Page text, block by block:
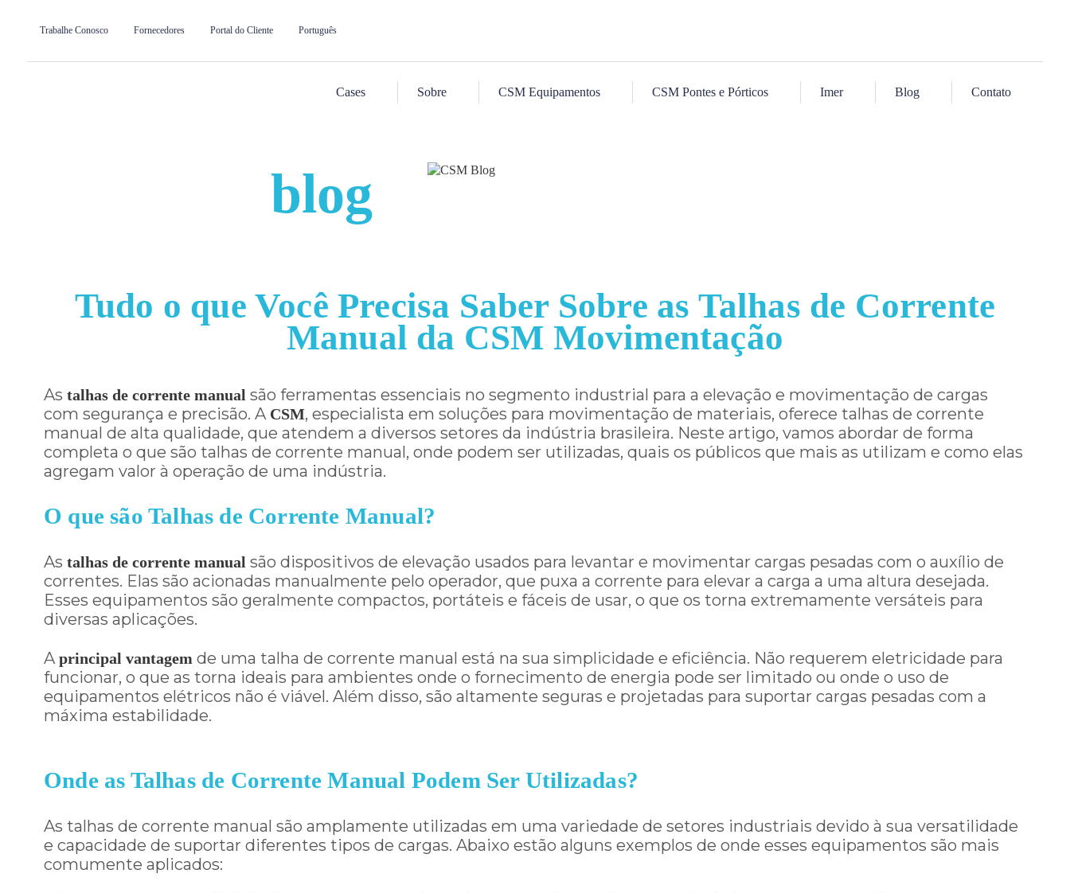
Trabalhe Conosco Fornecedores Portal do Cliente Português
Cases Sobre CSM Equipamentos CSM Pontes e Pórticos Imer Blog Contato
blog
Tudo o que Você Precisa Saber Sobre as Talhas de Corrente
Manual da CSM Movimentação
As talhas de corrente manual são ferramentas essenciais no segmento industrial para a elevação e movimentação de cargas
com segurança e precisão. A CSM, especialista em soluções para movimentação de materiais, oferece talhas de corrente
manual de alta qualidade, que atendem a diversos setores da indústria brasileira. Neste artigo, vamos abordar de forma
completa o que são talhas de corrente manual, onde podem ser utilizadas, quais os públicos que mais as utilizam e como elas
agregam valor à operação de uma indústria.
O que são Talhas de Corrente Manual?
As talhas de corrente manual são dispositivos de elevação usados para levantar e movimentar cargas pesadas com o auxílio de
correntes. Elas são acionadas manualmente pelo operador, que puxa a corrente para elevar a carga a uma altura desejada.
Esses equipamentos são geralmente compactos, portáteis e fáceis de usar, o que os torna extremamente versáteis para
diversas aplicações.
A principal vantagem de uma talha de corrente manual está na sua simplicidade e eficiência. Não requerem eletricidade para
funcionar, o que as torna ideais para ambientes onde o fornecimento de energia pode ser limitado ou onde o uso de
equipamentos elétricos não é viável. Além disso, são altamente seguras e projetadas para suportar cargas pesadas com a
máxima estabilidade.
Onde as Talhas de Corrente Manual Podem Ser Utilizadas?
As talhas de corrente manual são amplamente utilizadas em uma variedade de setores industriais devido à sua versatilidade
e capacidade de suportar diferentes tipos de cargas. Abaixo estão alguns exemplos de onde esses equipamentos são mais
comumente aplicados: